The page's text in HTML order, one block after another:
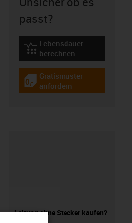
passt?
igus-icon-lebensdauerrechner
Lebensdauer
berechnen
igus-icon-gratismuster
Gratismuster
anfordern
Leitung ohne Stecker kaufen?